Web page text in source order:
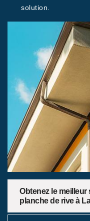
solution.
Obtenez le meilleur
planche de rive à